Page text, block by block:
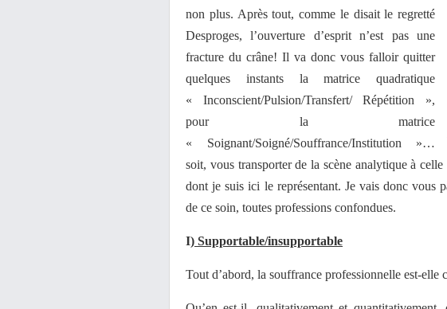
non plus. Après tout, comme le disait le regretté
Desproges, l’ouverture d’esprit n’est pas une
fracture du crâne! Il va donc vous falloir quitter
quelques instants la matrice quadratique
« Inconscient/Pulsion/Transfert/ Répétition »,
pour la matrice
« Soignant/Soigné/Souffrance/Institution »…
soit, vous transporter de la scène analytique à
dont je suis ici le représentant. Je vais donc vous
de ce soin, toutes professions confondues.
I) Supportable/insupportable
Tout d’abord, la souffrance professionnelle est-elle